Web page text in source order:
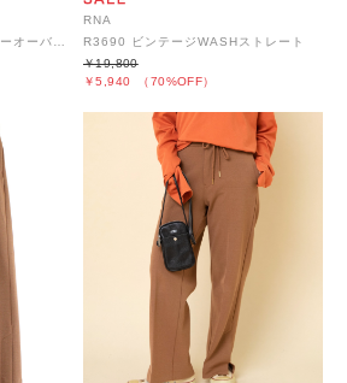
RNA
R3690 ビンテージWASHストレート
￥5,940 （70%OFF）
￥19,800